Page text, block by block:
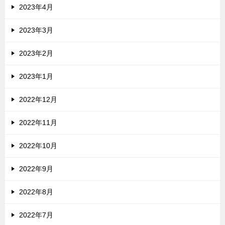
2023年4月
2023年3月
2023年2月
2023年1月
2022年12月
2022年11月
2022年10月
2022年9月
2022年8月
2022年7月